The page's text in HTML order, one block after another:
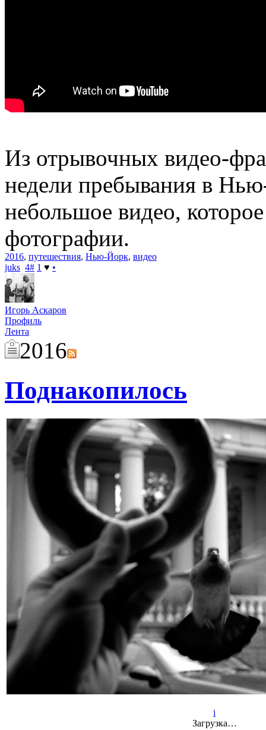
Из отрывочных видео-
недели пребывания в
небольшое видео,
фотографии.
2016, путешествия, Нью-Йорк, видео
juks 4# 1 ♥ •
Игорь Аскаров
Профиль
Лента
2016
Поднакопилось
i
Загрузка…